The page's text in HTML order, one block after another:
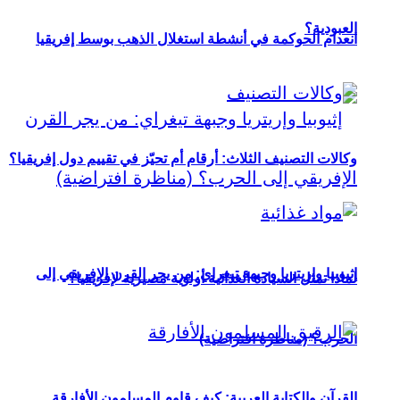
العبودية؟
إثيوبيا وإريتريا وجبهة تيغراي: من يجر القرن الإفريقي إلى
الحرب؟ (مناظرة افتراضية)
انعدام الحوكمة في أنشطة استغلال الذهب بوسط إفريقيا
وكالات التصنيف الثلاث: أرقام أم تحيّز في تقييم دول إفريقيا؟
لماذا تمثل السيادة الغذائية أولوية مصيرية لإفريقيا؟